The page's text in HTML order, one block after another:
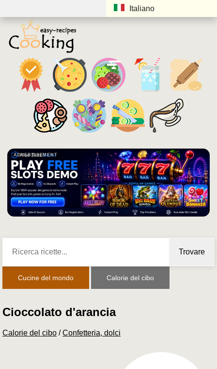
Italiano
ADVERTISEMENT
Trovare
Cucine del mondo Calorie del cibo
Cioccolato d'arancia
Calorie del cibo /Confetteria, dolci